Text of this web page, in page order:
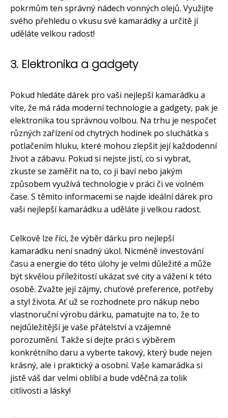
pokrmům ten správný nádech vonných olejů. Využijte
svého přehledu o vkusu své kamarádky a určitě jí
uděláte velkou radost!
3. Elektronika a gadgety
Pokud hledáte dárek pro vaši nejlepší kamarádku a
víte, že má ráda moderní technologie a gadgety, pak je
elektronika tou správnou volbou. Na trhu je nespočet
různých zařízení od chytrých hodinek po sluchátka s
potlačením hluku, které mohou zlepšit její každodenní
život a zábavu. Pokud si nejste jistí, co si vybrat,
zkuste se zaměřit na to, co ji baví nebo jakým
způsobem využívá technologie v práci či ve volném
čase. S těmito informacemi se najde ideální dárek pro
vaši nejlepší kamarádku a uděláte ji velkou radost.
Celkově lze říci, že výběr dárku pro nejlepší
kamarádku není snadný úkol. Nicméně investování
času a energie do této úlohy je velmi důležité a může
být skvělou příležitostí ukázat své city a vážení k této
osobě. Zvažte její zájmy, chuťové preference, potřeby
a styl života. Ať už se rozhodnete pro nákup nebo
vlastnoruční výrobu dárku, pamatujte na to, že to
nejdůležitější je vaše přátelství a vzájemné
porozumění. Takže si dejte práci s výběrem
konkrétního daru a vyberte takový, který bude nejen
krásný, ale i praktický a osobní. Vaše kamarádka si
jistě váš dar velmi oblíbí a bude vděčná za tolik
citlivosti a lásky!